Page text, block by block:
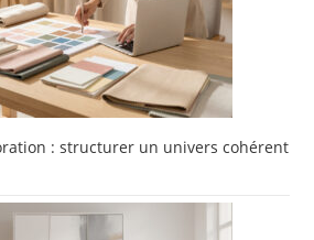
: structurer un univers cohérent